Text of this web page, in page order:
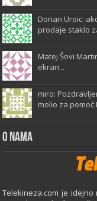
Dorian Uroic:
prodaje staklo
Matej Šovi
ekran...
miro:
molio za
O Nama
Telekineza.com je